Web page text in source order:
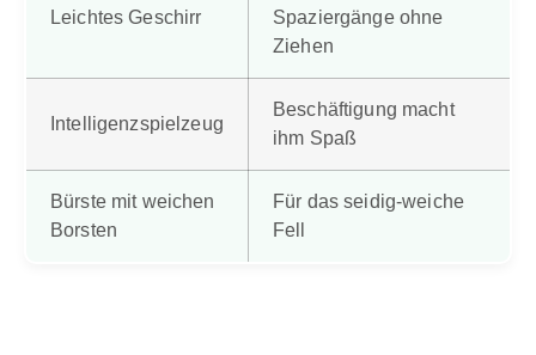
Leichtes Geschirr
Spaziergänge ohne
Ziehen
Intelligenzspielzeug
Beschäftigung macht
ihm Spaß️
Bürste mit weichen
Borsten
Für das seidig-weiche
Fell